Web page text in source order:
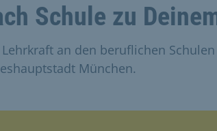
Schule zu
an den beruflichen
München.